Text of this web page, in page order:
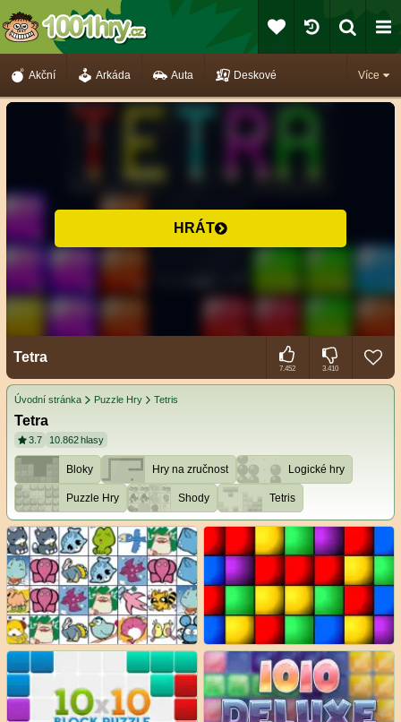
Více
Akční Arkáda Auta Deskové
HRÁT
Tetra
7.452 3.410
Úvodní stránka Puzzle Hry Tetris
Tetra
3.7 10.862 hlasy
Bloky Hry na zručnost Logické hry
Puzzle Hry Shody Tetris